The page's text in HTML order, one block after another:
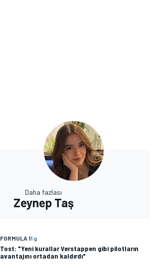
Daha fazlası
Zeynep Taş
FORMULA 11 g
Tost: "Yeni kurallar Verstappen gibi pilotların
avantajını ortadan kaldırdı"